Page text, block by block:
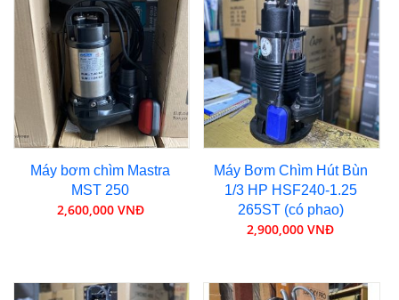
Máy bơm chìm Mastra
MST 250
2,600,000 VNĐ
Máy Bơm Chìm Hút Bùn
1/3 HP HSF240-1.25
265ST (có phao)
2,900,000 VNĐ